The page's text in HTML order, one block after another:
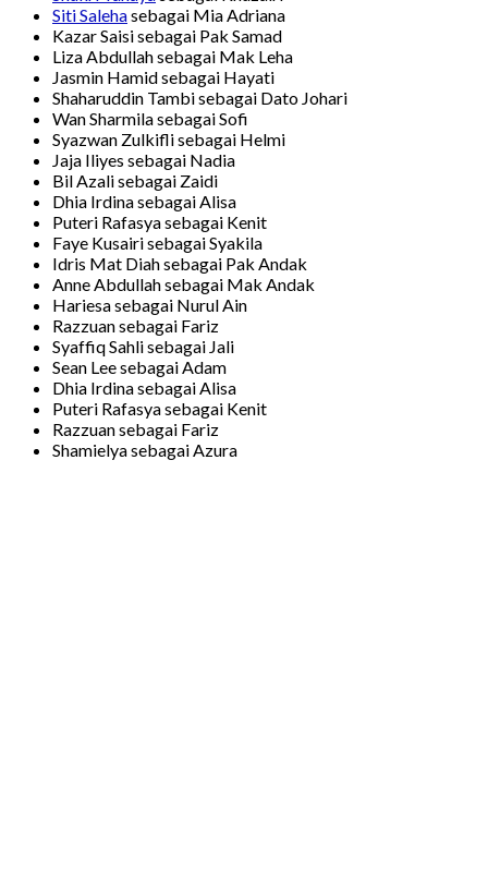
Siti Salehasebagai Mia Adriana
Kazar Saisi sebagai Pak Samad
Liza Abdullah sebagai Mak Leha
Jasmin Hamid sebagai Hayati
Shaharuddin Tambi sebagai Dato Johari
Wan Sharmila sebagai Sofi
Syazwan Zulkifli sebagai Helmi
Jaja Iliyes sebagai Nadia
Bil Azali sebagai Zaidi
Dhia Irdina sebagai Alisa
Puteri Rafasya sebagai Kenit
Faye Kusairi sebagai Syakila
Idris Mat Diah sebagai Pak Andak
Anne Abdullah sebagai Mak Andak
Hariesa sebagai Nurul Ain
Razzuan sebagai Fariz
Syaffiq Sahli sebagai Jali
Sean Lee sebagai Adam
Dhia Irdina sebagai Alisa
Puteri Rafasya sebagai Kenit
Razzuan sebagai Fariz
Shamielya sebagai Azura